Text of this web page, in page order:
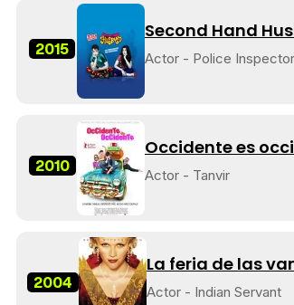
2015
Second Hand
Actor - Police
2010
Occidente es
Actor - Tanvir
2004
La feria de las
Actor - Indian Servant